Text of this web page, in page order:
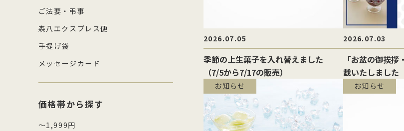
2026.07.05
季節の上生菓子を入れ替えました
（7/5から7/17の販売）
2026.07.03
「お盆の御挨
載いたしました
お知らせ お知らせ
ご法要・弔事
森八エクスプレス便
手提げ袋
メッセージカード
価格帯から探す
～1,999円